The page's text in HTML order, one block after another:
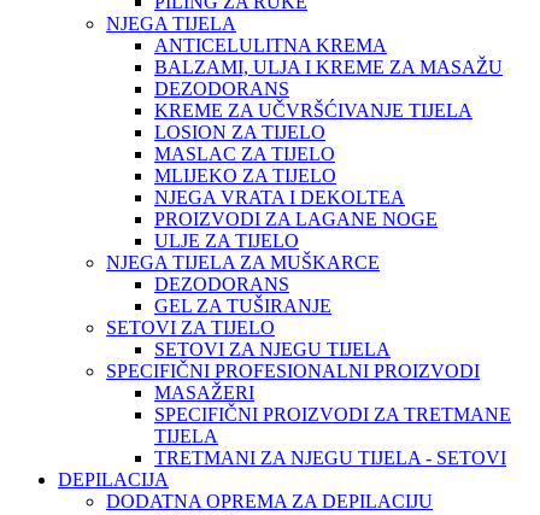
NJEGA TIJELA
ANTICELULITNA KREMA
BALZAMI, ULJA I KREME ZA MASAŽU
DEZODORANS
KREME ZA UČVRŠĆIVANJE TIJELA
LOSION ZA TIJELO
MASLAC ZA TIJELO
MLIJEKO ZA TIJELO
NJEGA VRATA I DEKOLTEA
PROIZVODI ZA LAGANE NOGE
ULJE ZA TIJELO
NJEGA TIJELA ZA MUŠKARCE
DEZODORANS
GEL ZA TUŠIRANJE
SETOVI ZA TIJELO
SETOVI ZA NJEGU TIJELA
SPECIFIČNI PROFESIONALNI PROIZVODI
MASAŽERI
SPECIFIČNI PROIZVODI ZA TRETMANE
TIJELA
TRETMANI ZA NJEGU TIJELA - SETOVI
DEPILACIJA
DODATNA OPREMA ZA DEPILACIJU